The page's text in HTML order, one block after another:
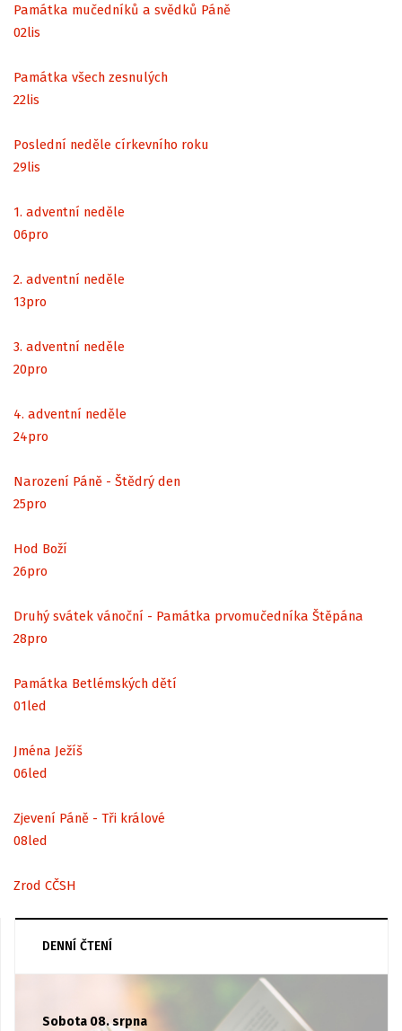
Památka mučedníků a svědků Páně
02lis
Památka všech zesnulých
22lis
Poslední neděle církevního roku
29lis
1. adventní neděle
06pro
2. adventní neděle
13pro
3. adventní neděle
20pro
4. adventní neděle
24pro
Narození Páně - Štědrý den
25pro
Hod Boží
26pro
Druhý svátek vánoční - Památka prvomučedníka Štěpána
28pro
Památka Betlémských dětí
01led
Jména Ježíš
06led
Zjevení Páně - Tři králové
08led
Zrod CČSH
DENNÍ ČTENÍ
Sobota 08. srpna